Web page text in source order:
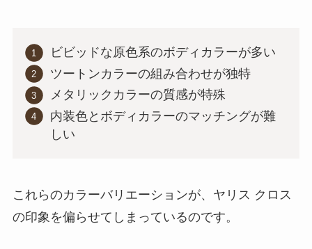
ビビッドな原色系のボディカラーが多い
ツートンカラーの組み合わせが独特
メタリックカラーの質感が特殊
内装色とボディカラーのマッチングが難
しい
これらのカラーバリエーションが、ヤリス クロス
の印象を偏らせてしまっているのです。